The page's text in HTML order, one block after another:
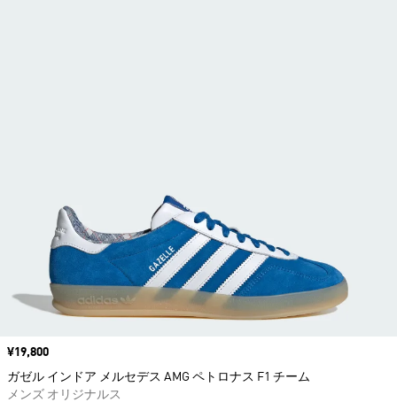
価格
¥19,800
ガゼル インドア メルセデス AMG ペトロナス F1 チーム
メンズ オリジナルス